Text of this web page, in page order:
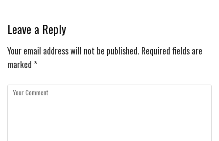
Leave a Reply
Your email address will not be published. Required fields are
marked *